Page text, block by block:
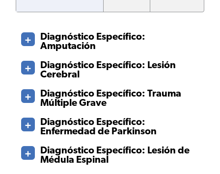
Diagnóstico Específico:
Amputación
Diagnóstico Específico: Lesión
Cerebral
Diagnóstico Específico: Trauma
Múltiple Grave
Diagnóstico Específico:
Enfermedad de Parkinson
Diagnóstico Específico: Lesión de
Médula Espinal